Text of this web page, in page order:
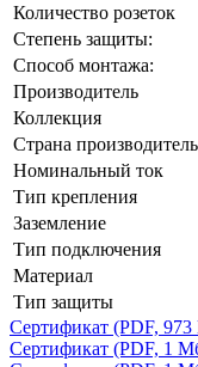
Количество розеток
Степень защиты:
Способ монтажа:
Производитель
Коллекция
Страна производитель
Номинальный ток
Тип крепления
Заземление
Тип подключения
Материал
Тип защиты
Сертификат (PDF,
Сертификат (PDF, 1